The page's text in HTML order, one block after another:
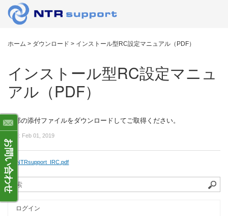
ホーム > ダウンロード > インストール型RC設定マニュアル（PDF）
インストール型RC設定マニュ
アル（PDF）
下部の添付ファイルをダウンロードしてご取得ください。
更新: Feb 01, 2019
NTRsupport_IRC.pdf
ログイン
お問い合わせ